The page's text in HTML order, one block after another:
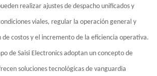
realizar ajustes de despacho unificados y
viales, regular la operación general y
de costos y el incremento de la eficiencia operativa.
de Saisi Electronics adoptan un concepto de
soluciones tecnológicas de vanguardia